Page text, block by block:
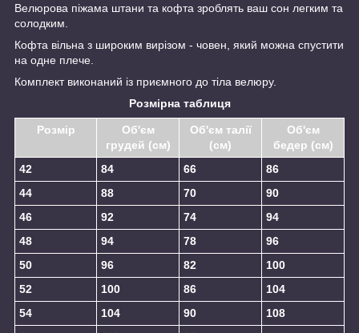
Велюрова піжама штани та кофта зроблять ваш сон легким та
солодким.
Кофта вільна з широким вирізом - човен, який можна спустити
на одне плече.
Комплект виконаний із приємного до тіла велюру.
Розмірна таблиця
Розмір
Об'єм
грудей (см)
Об'єм талії
(см)
Об'єм
бедер (см)
42
84 66
86
44
88 70
90
46
92 74
94
48
94 78
96
50
96 82
100
52
100 86
104
54
104 90
108